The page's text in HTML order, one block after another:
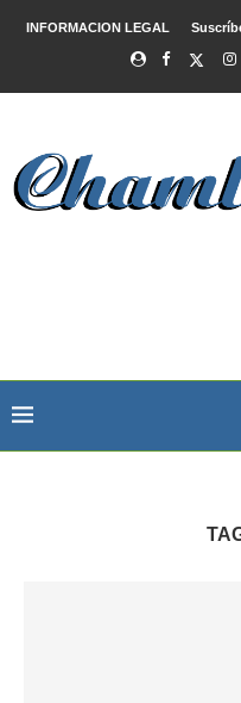
INFORMACION LEGAL